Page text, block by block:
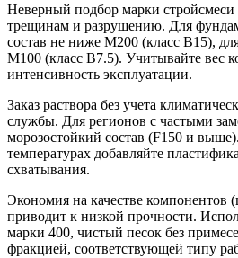
Неверный подбор марки стройсмеси
трещинам и разрушению. Для
состав не ниже М200 (класс B15),
М100 (класс B7.5). Учитывайте вес
интенсивность эксплуатации.
Заказ раствора без учета
службы. Для регионов с частыми
морозостойкий состав (F150 и
температурах добавляйте
схватывания.
Экономия на качестве компонентов
приводит к низкой прочности.
марки 400, чистый песок без
фракцией, соответствующей типу